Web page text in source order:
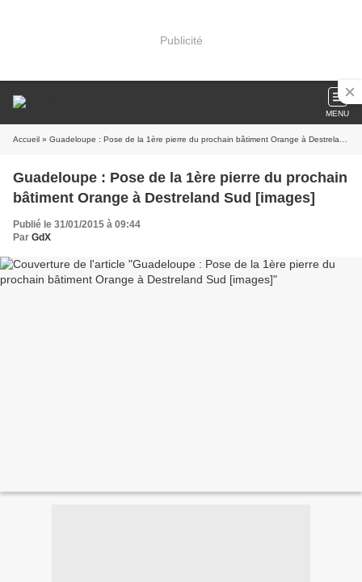
Publicité
MENU
Accueil » Guadeloupe : Pose de la 1ère pierre du prochain bâtiment Orange à Destreland Sud [images]
Guadeloupe : Pose de la 1ère pierre du prochain
bâtiment Orange à Destreland Sud [images]
Publié le 31/01/2015 à 09:44
Par GdX